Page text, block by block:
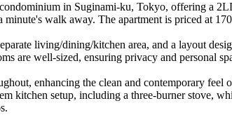
in Suginami-ku, Tokyo, offering a
walk away. The apartment is priced at
living/dining/kitchen area, and a layout
are well-sized, ensuring privacy and personal
enhancing the clean and contemporary
kitchen setup, including a three-burner stove,